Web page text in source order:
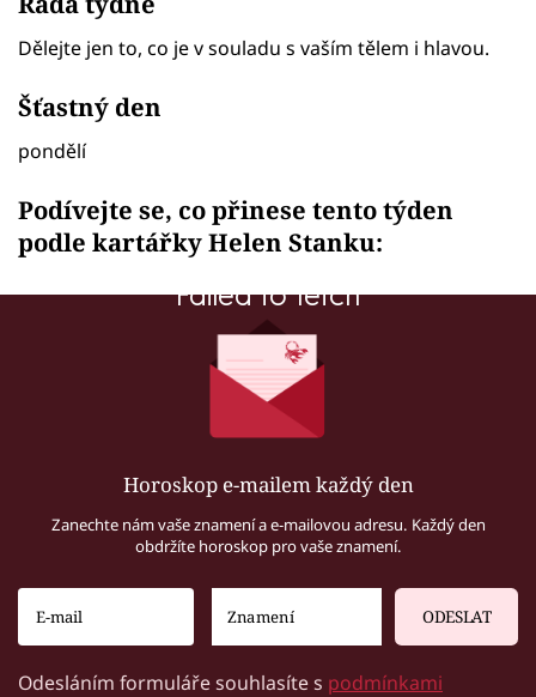
Dělejte jen to, co je v souladu s vaším tělem i hlavou.
Šťastný den
pondělí
Podívejte se, co přinese tento týden
podle kartářky Helen Stanku:
Failed to fetch
Horoskop e-mailem každý den
Zanechte nám vaše znamení a e-mailovou adresu. Každý den
obdržíte horoskop pro vaše znamení.
ODESLAT
Odesláním formuláře souhlasíte s podmínkami